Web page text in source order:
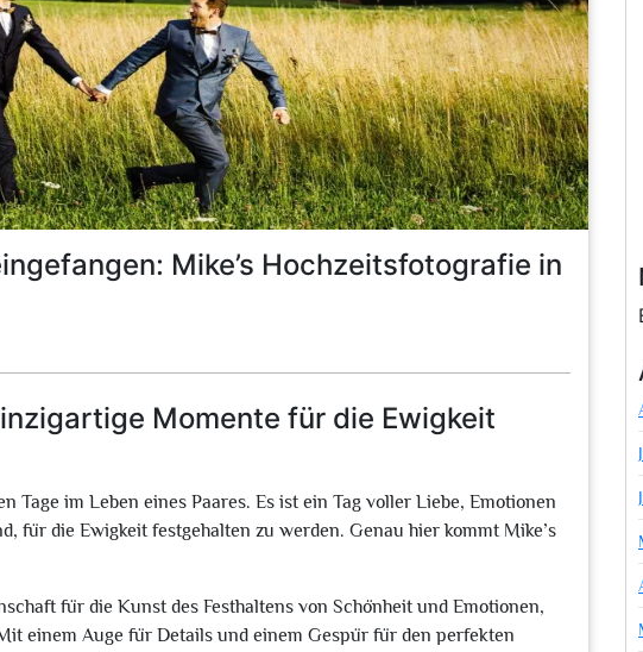
Mike’s Hochzeitsfotografie in
Momente für die Ewigkeit
Tage im Leben eines Paares. Es ist ein Tag voller Liebe, Emotionen
für die Ewigkeit festgehalten zu werden. Genau hier kommt Mike’s
für die Kunst des Festhaltens von Schönheit und Emotionen,
einem Auge für Details und einem Gespür für den perfekten